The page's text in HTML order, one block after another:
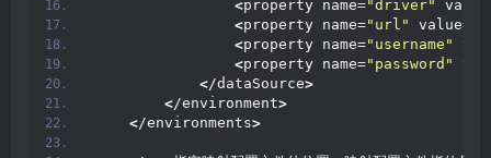
<property name="driver"
<property name="url" value=
<property name="username"
<property name="password"
</dataSource>
</environment>
</environments>